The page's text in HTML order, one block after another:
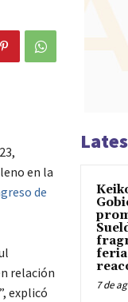
en la
de
relación
explicó
7 de